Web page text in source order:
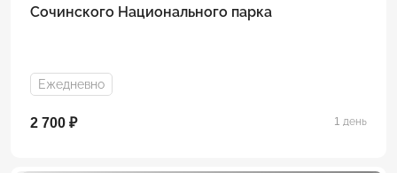
Сочинского Национального парка
Ежедневно
2 700 ₽ 1 день